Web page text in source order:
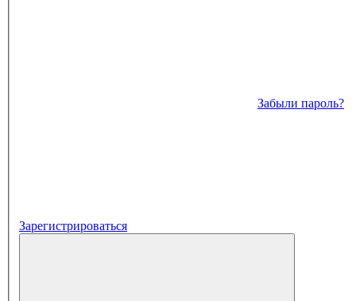
Забыли пароль?
Зарегистрироваться